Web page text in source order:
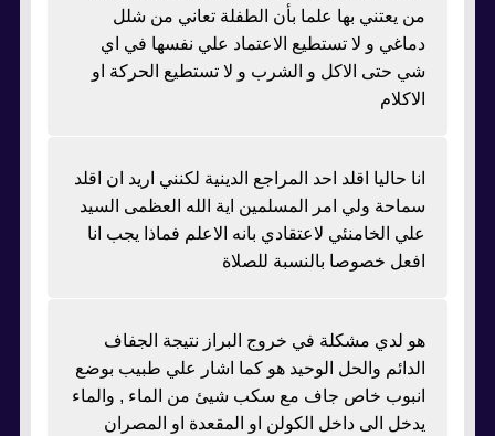
من يعتني بها علما بأن الطفلة تعاني من شلل
دماغي و لا تستطيع الاعتماد علي نفسها في اي
شي حتى الاكل و الشرب و لا تستطيع الحركة او
الاكلام
انا حاليا اقلد احد المراجع الدينية لكنني اريد ان اقلد
سماحة ولي امر المسلمين اية الله العظمى السيد
علي الخامنئي لاعتقادي بانه الاعلم فماذا يجب انا
افعل خصوصا بالنسبة للصلاة
هو لدي مشكلة في خروج البراز نتيجة الجفاف
الدائم والحل الوحيد هو كما اشار علي طبيب بوضع
انبوب خاص جاف مع سكب شيئ من الماء , والماء
يدخل الى داخل الكولن او المقعدة او المصران